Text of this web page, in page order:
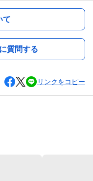
て
質問する
リンクをコピー